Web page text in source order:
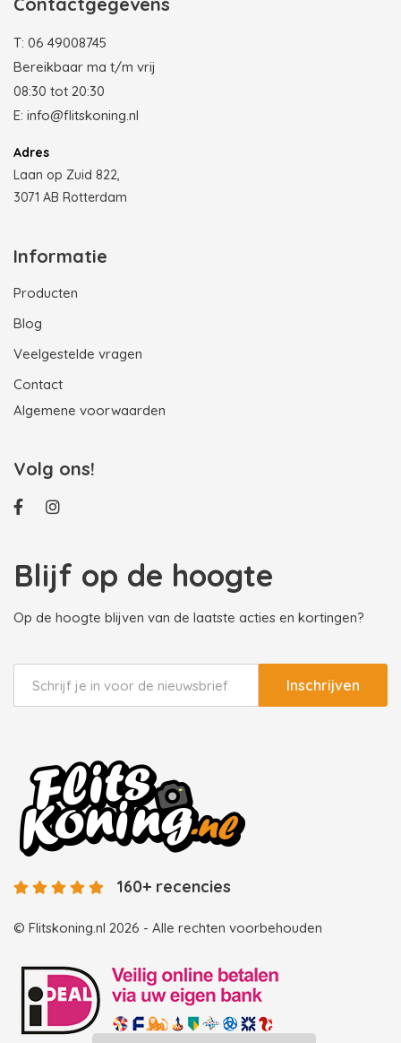
T: 06 49008745
Bereikbaar ma t/m vrij
08:30 tot 20:30
E: info@flitskoning.nl
Adres
Laan op Zuid 822,
3071 AB Rotterdam
Informatie
Producten
Blog
Veelgestelde vragen
Contact
Algemene voorwaarden
Volg ons!
Blijf op de hoogte
Op de hoogte blijven van de laatste acties en kortingen?
Inschrijven
© Flitskoning.nl 2026 - Alle rechten voorbehouden
160+ recencies